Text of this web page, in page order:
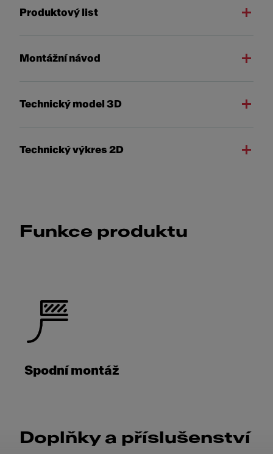
Produktový list
Montážní návod
Technický model 3D
Technický výkres 2D
Funkce produktu
Spodní montáž
Doplňky a příslušenství